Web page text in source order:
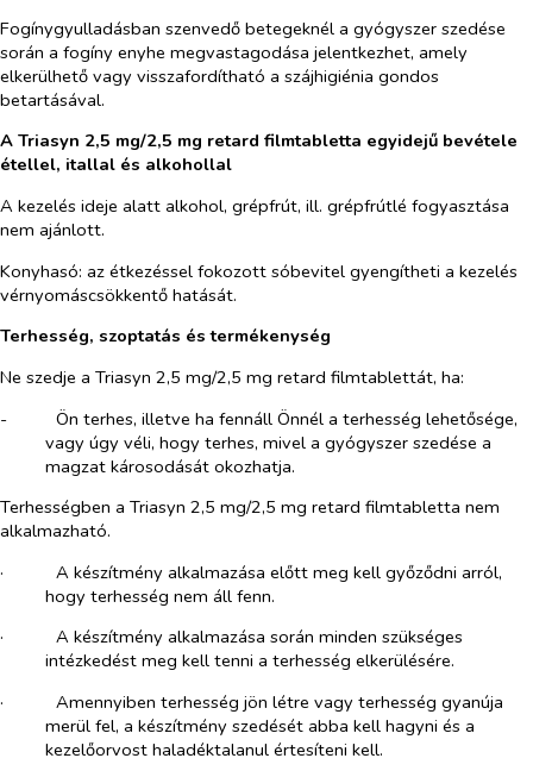
Fogínygyulladásban szenvedő betegeknél a gyógyszer szedése
során a fogíny enyhe megvastagodása jelentkezhet, amely
elkerülhető vagy visszafordítható a szájhigiénia gondos
betartásával.
A Triasyn 2,5 mg/2,5 mg retard filmtabletta egyidejű bevétele
étellel, itallal és alkohollal
A kezelés ideje alatt alkohol, grépfrút, ill. grépfrútlé fogyasztása
nem ajánlott.
Konyhasó: az étkezéssel fokozott sóbevitel gyengítheti a kezelés
vérnyomáscsökkentő hatását.
Terhesség, szoptatás és termékenység
Ne szedje a Triasyn 2,5 mg/2,5 mg retard filmtablettát, ha:
-​
Ön terhes, illetve ha fennáll Önnél a terhesség lehetősége,
vagy úgy véli, hogy terhes, mivel a gyógyszer szedése a
magzat károsodását okozhatja.
Terhességben a Triasyn 2,5 mg/2,5 mg retard filmtabletta nem
alkalmazható.
·​
A készítmény alkalmazása előtt meg kell győződni arról,
hogy terhesség nem áll fenn.
·​
A készítmény alkalmazása során minden szükséges
intézkedést meg kell tenni a terhesség elkerülésére.
·​
Amennyiben terhesség jön létre vagy terhesség gyanúja
merül fel, a készítmény szedését abba kell hagyni és a
kezelőorvost haladéktalanul értesíteni kell.